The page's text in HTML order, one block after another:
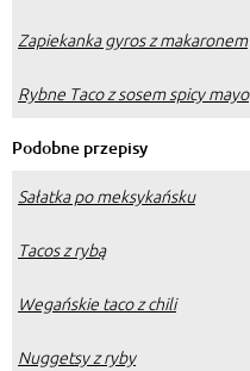
Zapiekanka gyros z makaronem
Rybne Taco z sosem spicy mayo
Podobne przepisy
Sałatka po meksykańsku
Tacos z rybą
Wegańskie taco z chili
Nuggetsy z ryby